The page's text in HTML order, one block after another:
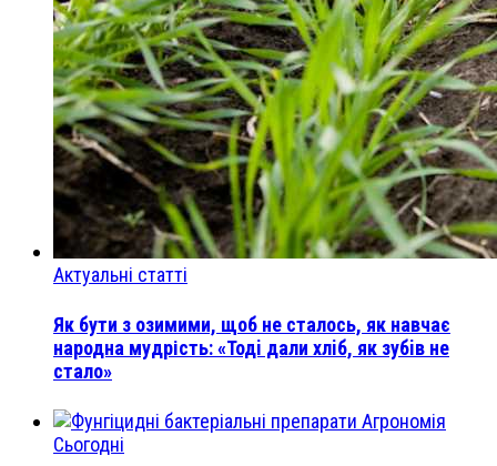
Актуальні статті
Як бути з озимими, щоб не сталось, як навчає
народна мудрість: «Тодi дали хлiб, як зубiв не
стало»
Агрономія
Сьогодні